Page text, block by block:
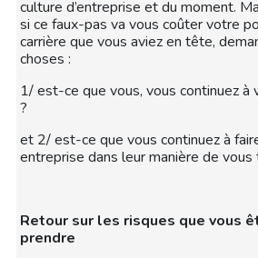
culture d’entreprise et du moment.
si ce faux-pas va vous coûter votre
carrière que vous aviez en tête,
choses :
1/ est-ce que vous, vous continuez à
?
et 2/ est-ce que vous continuez à
entreprise dans leur manière de vous
Retour sur les risques que vous
prendre